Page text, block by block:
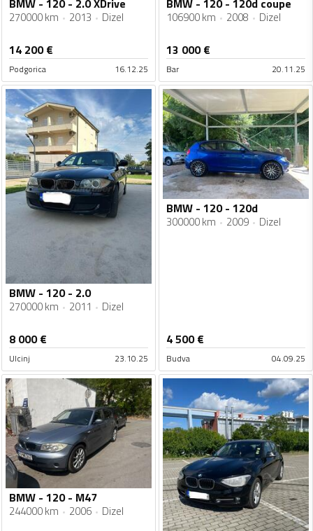
BMW - 120 - 2.0 XDrive
270000 km 2013 Dizel
14 200€
Podgorica 16.12.25
BMW - 120 - 120d coupe
106900 km 2008 Dizel
13 000€
Bar 20.11.25
BMW - 120 - 2.0
270000 km 2011 Dizel
8 000€
Ulcinj 23.10.25
BMW - 120 - 120d
300000 km 2009 Dizel
4 500€
Budva 04.09.25
BMW - 120 - M47
244000 km 2006 Dizel